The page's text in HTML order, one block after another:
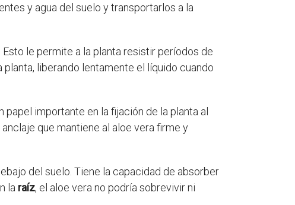
y agua del suelo y transportarlos a la
le permite a la planta resistir períodos de
liberando lentamente el líquido cuando
papel importante en la fijación de la planta al
que mantiene al aloe vera firme y
del suelo. Tiene la capacidad de absorber
la raíz, el aloe vera no podría sobrevivir ni